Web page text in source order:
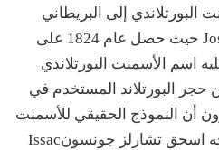
البورتلاندي إلى البريطاني
جوزيف أسبدينJoseph Aspdin حيث حصل عام 1824 على
اسم الأسمنت البورتلاندي
حجر البورتلاند المستخدم في
أن النموذج الحقيقي للأسمنت
البورتلاندي هو ذلك الذي أنتجه اسحق تشارلز جونسونIssac